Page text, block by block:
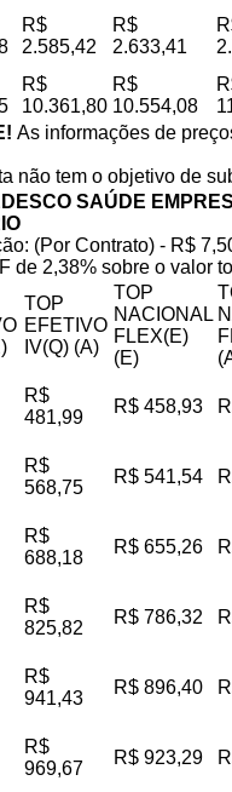
R$
2.585,42
R$
2.633,41
R$
10.361,80
R$
10.554,08
As informações de
não tem o objetivo de
SAÚDE
(Por Contrato) - R$
de 2,38% sobre o valor
TOP
EFETIVO
IV(Q) (A)
TOP
NACIONAL
FLEX(E)
(E)
R$
481,99
R$ 458,93
R$
568,75
R$ 541,54
R$
688,18
R$ 655,26
R$
825,82
R$ 786,32
R$
941,43
R$ 896,40
R$
969,67
R$ 923,29